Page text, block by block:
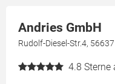
Andries GmbH
Rudolf-Diesel-Str.4,
4.8 Sterne